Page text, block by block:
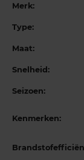
Merk:
Type:
Maat:
Snelheid:
Seizoen:
Kenmerken: